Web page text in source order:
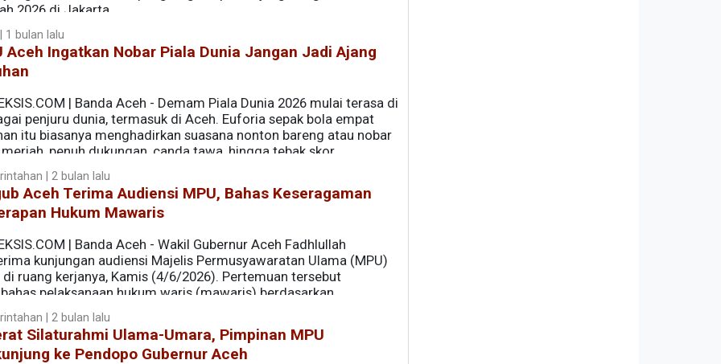
2026 di Jakarta.
1 bulan lalu
Aceh Ingatkan Nobar Piala Dunia Jangan Jadi Ajang
| Banda Aceh - Demam Piala Dunia 2026 mulai terasa di
penjuru dunia, termasuk di Aceh. Euforia sepak bola empat
itu biasanya menghadirkan suasana nonton bareng atau nobar
penuh dukungan, canda tawa, hingga tebak skor
| 2 bulan lalu
Aceh Terima Audiensi MPU, Bahas Keseragaman
Hukum Mawaris
| Banda Aceh - Wakil Gubernur Aceh Fadhlullah
kunjungan audiensi Majelis Permusyawaratan Ulama (MPU)
di ruang kerjanya, Kamis (4/6/2026). Pertemuan tersebut
pelaksanaan hukum waris (mawaris) berdasarkan
menyamakan pemahaman dan praktik penerapannya di tengah
| 2 bulan lalu
Silaturahmi Ulama-Umara, Pimpinan MPU
ke Pendopo Gubernur Aceh